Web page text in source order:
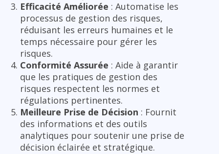
Efficacité Améliorée : Automatise les
processus de gestion des risques,
réduisant les erreurs humaines et le
temps nécessaire pour gérer les
risques.
Conformité Assurée : Aide à garantir
que les pratiques de gestion des
risques respectent les normes et
régulations pertinentes.
Meilleure Prise de Décision : Fournit
des informations et des outils
analytiques pour soutenir une prise de
décision éclairée et stratégique.